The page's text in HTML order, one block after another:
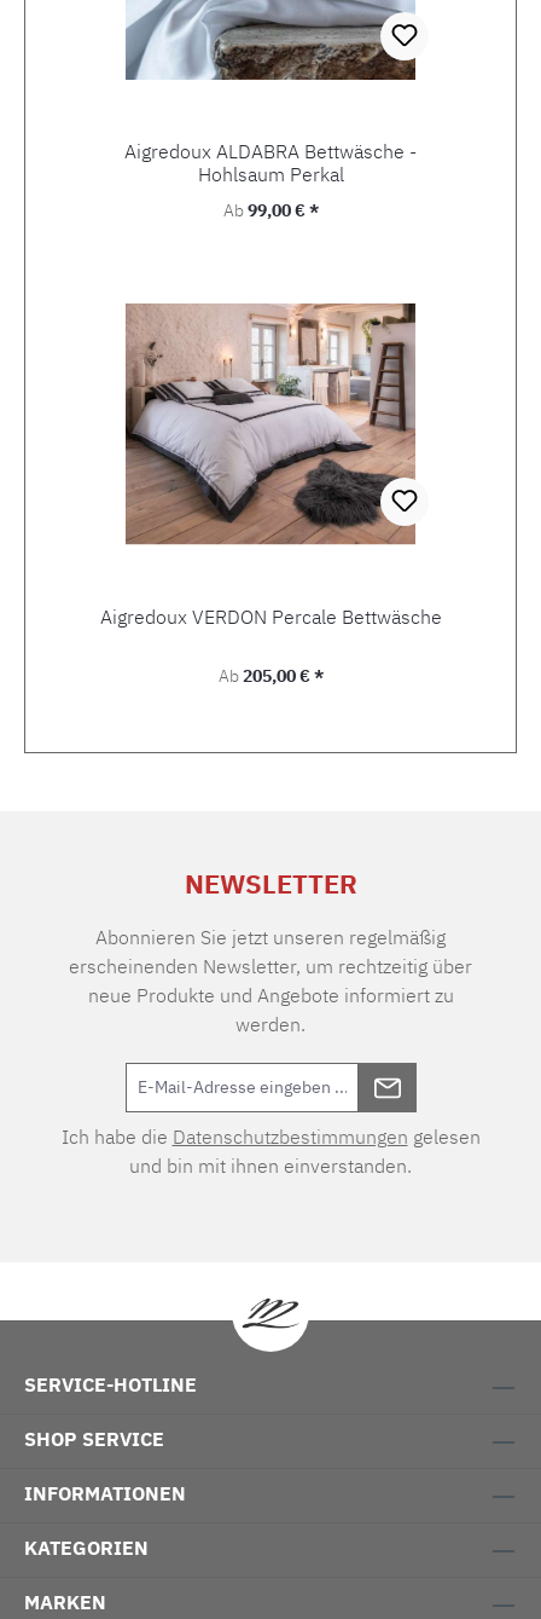
Aigredoux ALDABRA Bettwäsche -
Hohlsaum Perkal
Regulärer Preis:
Ab99,00 € *
Aigredoux VERDON Percale Bettwäsche
Regulärer Preis:
Ab205,00 € *
NEWSLETTER
Abonnieren Sie jetzt unseren regelmäßig
erscheinenden Newsletter, um rechtzeitig über
neue Produkte und Angebote informiert zu
werden.
Ich habe die Datenschutzbestimmungen gelesen
und bin mit ihnen einverstanden.
SERVICE-HOTLINE
SHOP SERVICE
INFORMATIONEN
KATEGORIEN
MARKEN